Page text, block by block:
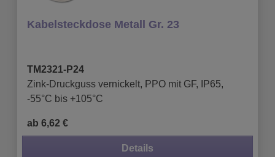
Kabelsteckdose Metall Gr. 23
TM2321-P24
Zink-Druckguss vernickelt, PPO mit GF, IP65,
-55°C bis +105°C
ab 6,62 €
Details